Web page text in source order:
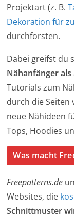
Projektart (z. B.
Dekoration für
durchforsten.
Dabei greifst du
Nähanfänger
Tutorials zum
durch die Seiten
neue Nähideen
Tops, Hoodies
Was macht
Freepatterns.de
Websites, die
Schnittmuster